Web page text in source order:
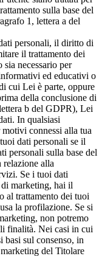
sulla base del
1, lettera a del
personali, il diritto di
il trattamento dei
necessario per
ed educativi o
cui Lei è parte, oppure
della conclusione di
b del GDPR), Lei
In qualsiasi
connessi alla tua
dati personali se il
personali sulla base del
relazione alla
Se i tuoi dati
marketing, hai il
al trattamento dei tuoi
la profilazione. Se si
non potremo
finalità. Nei casi in cui
basi sul consenso, in
del Titolare